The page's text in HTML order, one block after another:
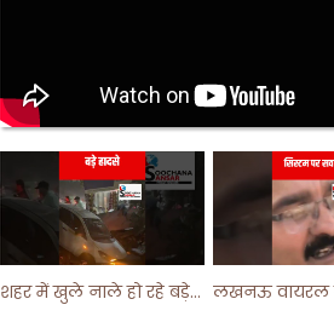
शहर में खुले नाले हो रहे बड़े हादसे ! #shortsvideo #shorts